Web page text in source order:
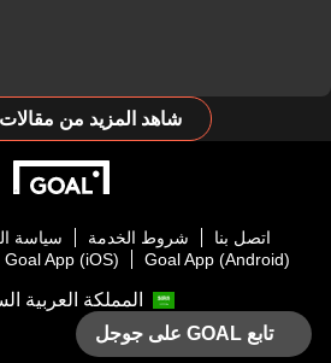
شاهد المزيد من
اتصل بنا شروط الخدمة سياسة
Goal App (Android)
Goal App (iOS)
المملكة العربية
تابع GOAL على جوجل